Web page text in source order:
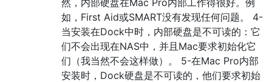
如，First Aid或SMART没有发现任何问题。 4-
当安装在Dock中时，内部硬盘是不可读的：它
们不会出现在NAS中，并且Mac要求初始化它
们（我当然不会这样做）。 5-在Mac Pro内部
安装时，Dock硬盘是不可读的，他们要求初始